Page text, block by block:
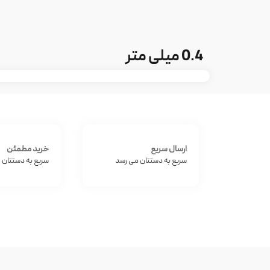
0.4 میلی متر
ارسال سریع
سریع به دستتان می رسد
خرید مطمئن
سریع به